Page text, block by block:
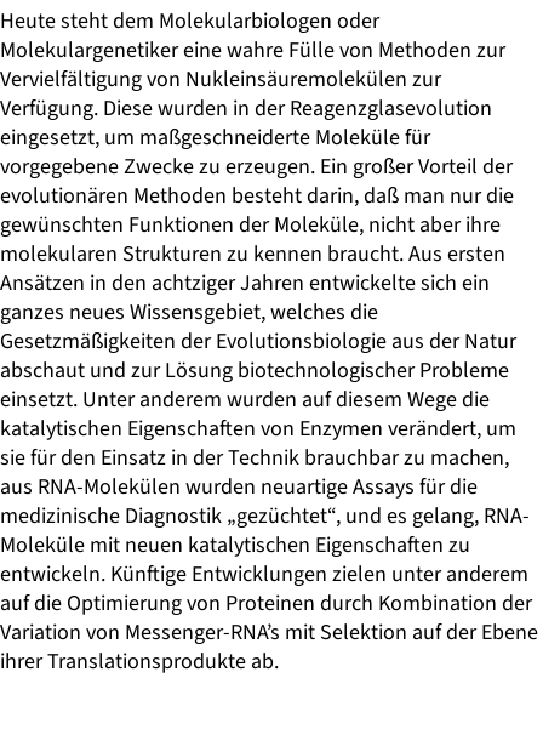
Heute steht dem Molekularbiologen oder
Molekulargenetiker eine wahre Fülle von Methoden zur
Vervielfältigung von Nukleinsäuremolekülen zur
Verfügung. Diese wurden in der Reagenzglasevolution
eingesetzt, um maßgeschneiderte Moleküle für
vorgegebene Zwecke zu erzeugen. Ein großer Vorteil der
evolutionären Methoden besteht darin, daß man nur die
gewünschten Funktionen der Moleküle, nicht aber ihre
molekularen Strukturen zu kennen braucht. Aus ersten
Ansätzen in den achtziger Jahren entwickelte sich ein
ganzes neues Wissensgebiet, welches die
Gesetzmäßigkeiten der Evolutionsbiologie aus der Natur
abschaut und zur Lösung biotechnologischer Probleme
einsetzt. Unter anderem wurden auf diesem Wege die
katalytischen Eigenschaften von Enzymen verändert, um
sie für den Einsatz in der Technik brauchbar zu machen,
aus RNA-Molekülen wurden neuartige Assays für die
medizinische Diagnostik „gezüchtet“, und es gelang, RNA-
Moleküle mit neuen katalytischen Eigenschaften zu
entwickeln. Künftige Entwicklungen zielen unter anderem
auf die Optimierung von Proteinen durch Kombination der
Variation von Messenger-RNA’s mit Selektion auf der Ebene
ihrer Translationsprodukte ab.